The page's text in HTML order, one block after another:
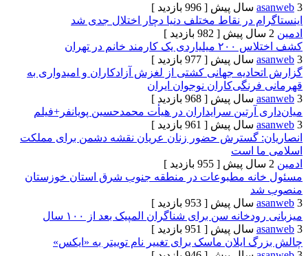
[ 996 بازدید ]
در نقاط مختلف دنیا دچار اختلال جدی شد
[ 982 بازدید ]
خانم در تهران
[ 977 بازدید ]
جهانی کشتی از لغزش آزادکاران و امیدواری به
نوجوان ایران
[ 968 بازدید ]
سرایداران در هیأت محمدحسین پویانفر+فیلم
[ 961 بازدید ]
گسترش حضور زنان عریان نقشه دشمن برای مملکت
است
[ 955 بازدید ]
مطبوعات در منطقه جنوب شرق استان خوزستان
[ 953 بازدید ]
سن برای شناگران المپیک بعد از ۱۰۰ سال
[ 951 بازدید ]
ماسک برای تغییر نام توییتر به «ایکس»